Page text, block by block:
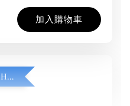
加入購物車
凡購買任一商品即可加購 THT 九週年紀念 T-shirt